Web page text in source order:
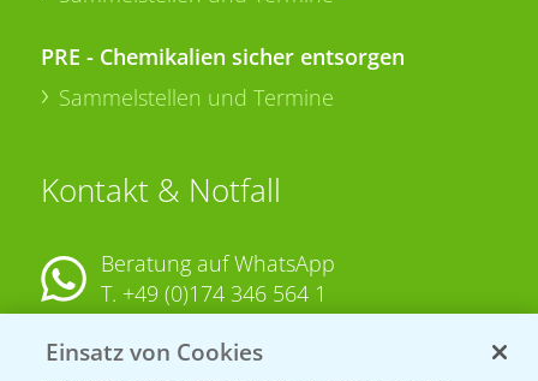
PRE - Chemikalien sicher entsorgen
Sammelstellen und Termine
Kontakt & Notfall
Beratung auf WhatsApp
T. +49 (0)174 346 564 1
KONTAKT
Einsatz von Cookies